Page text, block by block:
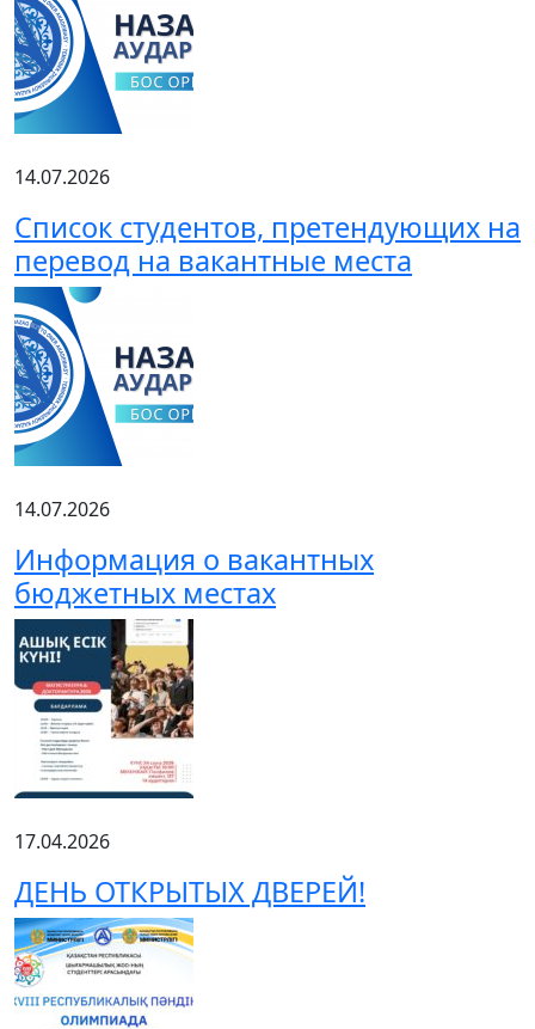
14.07.2026
Список студентов, претендующих на
перевод на вакантные места
14.07.2026
Информация о вакантных
бюджетных местах
17.04.2026
ДЕНЬ ОТКРЫТЫХ ДВЕРЕЙ!